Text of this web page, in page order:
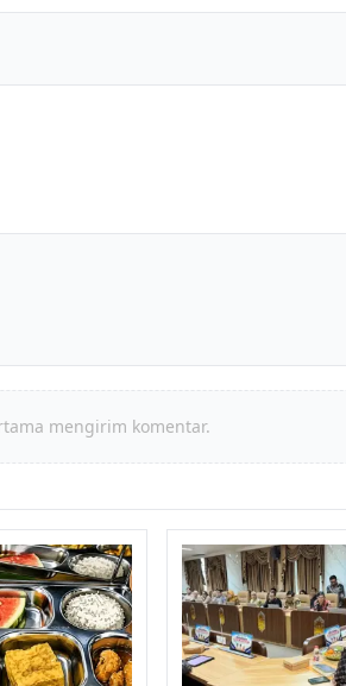
mengirim komentar.